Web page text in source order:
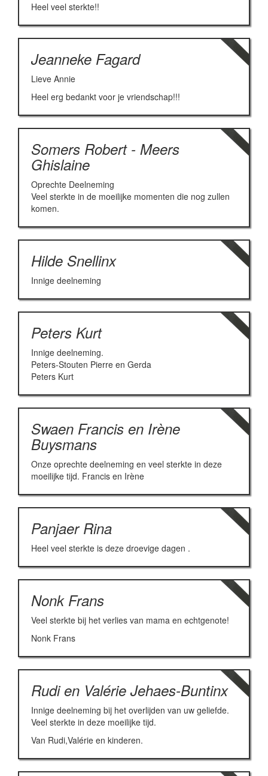
Heel veel sterkte!!
Jeanneke Fagard
Lieve Annie
Heel erg bedankt voor je vriendschap!!!
Somers Robert - Meers
Ghislaine
Oprechte Deelneming
Veel sterkte in de moeilijke momenten die nog zullen
komen.
Hilde Snellinx
Innige deelneming
Peters Kurt
Innige deelneming.
Peters-Stouten Pierre en Gerda
Peters Kurt
Swaen Francis en Irène
Buysmans
Onze oprechte deelneming en veel sterkte in deze
moeilijke tijd. Francis en Irène
Panjaer Rina
Heel veel sterkte is deze droevige dagen .
Nonk Frans
Veel sterkte bij het verlies van mama en echtgenote!
Nonk Frans
Rudi en Valérie Jehaes-Buntinx
Innige deelneming bij het overlijden van uw geliefde.
Veel sterkte in deze moeilijke tijd.
Van Rudi,Valérie en kinderen.